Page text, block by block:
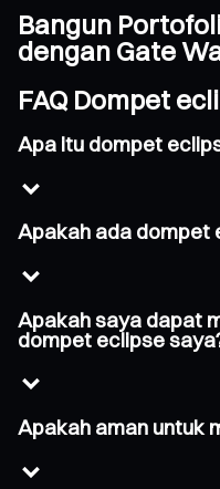
Bangun
dengan Gate
FAQ Dompet
Apa itu dompet
Apakah ada dompet
Apakah saya dapat
dompet eclipse
Apakah aman untuk